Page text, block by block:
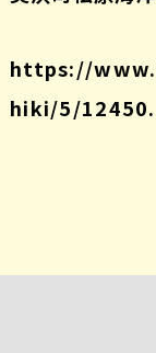
https://
hiki/5/